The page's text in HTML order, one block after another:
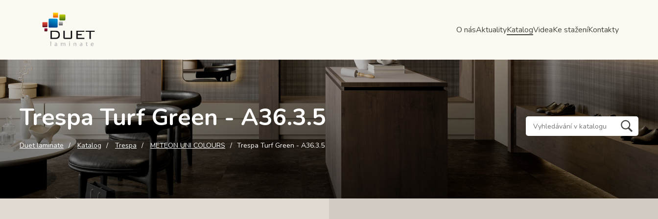
O násAktualityKatalogVideaKe staženíKontakty
Trespa Turf Green - A36.3.5
Duet laminate Katalog Trespa METEON UNI COLOURS Trespa Turf Green - A36.3.5